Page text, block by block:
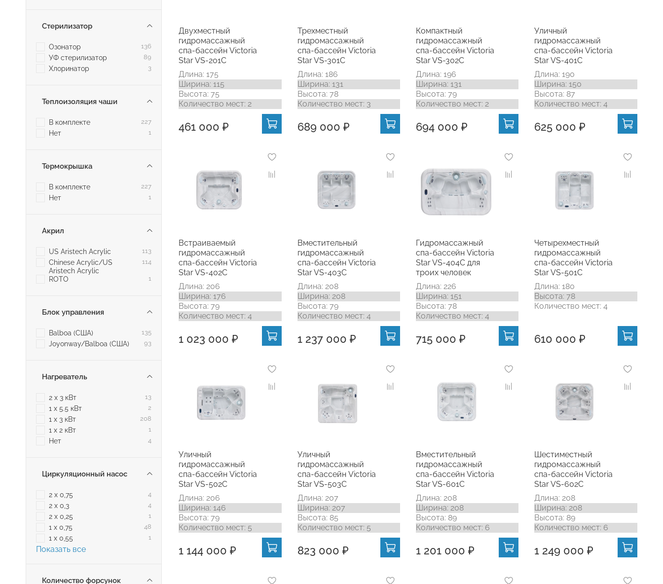
Двухместный
гидромассажный
спа-бассейн Victoria
Star VS-201C
Длина: 175
Ширина: 115
Высота: 75
Количество мест: 2
461 000 ₽
Трехместный
гидромассажный
спа-бассейн Victoria
Star VS-301C
Длина: 186
Ширина: 131
Высота: 78
Количество мест: 3
689 000 ₽
Компактный
гидромассажный
спа-бассейн Victoria
Star VS-302C
Длина: 196
Ширина: 131
Высота: 79
Количество мест: 2
694 000 ₽
Уличный
гидромассажный
спа-бассейн Victoria
Star VS-401C
Длина: 190
Ширина: 150
Высота: 87
Количество мест: 4
625 000 ₽
Встраиваемый
гидромассажный
спа-бассейн Victoria
Star VS-402C
Длина: 206
Ширина: 176
Высота: 79
Количество мест: 4
1 023 000 ₽
Вместительный
гидромассажный
спа-бассейн Victoria
Star VS-403C
Длина: 208
Ширина: 208
Высота: 79
Количество мест: 4
1 237 000 ₽
Гидромассажный
спа-бассейн Victoria
Star VS-404C для
троих человек
Длина: 226
Ширина: 151
Высота: 78
Количество мест: 4
715 000 ₽
Четырехместный
гидромассажный
спа-бассейн Victoria
Star VS-501C
Длина: 180
Высота: 78
Количество мест: 4
610 000 ₽
Уличный
гидромассажный
спа-бассейн Victoria
Star VS-502C
Длина: 206
Ширина: 146
Высота: 79
Количество мест: 5
1 144 000 ₽
Уличный
гидромассажный
спа-бассейн Victoria
Star VS-503C
Длина: 207
Ширина: 207
Высота: 85
Количество мест: 5
823 000 ₽
Вместительный
гидромассажный
спа-бассейн Victoria
Star VS-601C
Длина: 208
Ширина: 208
Высота: 89
Количество мест: 6
1 201 000 ₽
Шестиместный
гидромассажный
спа-бассейн Victoria
Star VS-602C
Длина: 208
Ширина: 208
Высота: 89
Количество мест: 6
1 249 000 ₽
Стерилизатор
Озонатор 136
УФ стерилизатор 89
Хлоринатор 3
Теплоизоляция чаши
В комплекте 227
Нет 1
Термокрышка
В комплекте 227
Нет 1
Акрил
US Aristech Acrylic 113
Chinese Acrylic/US
Aristech Acrylic
114
ROTO 1
Блок управления
Balboa (США) 135
Joyonway/Balboa (США) 93
Нагреватель
2 х 3 кВт 13
1 х 5.5 кВт 2
1 х 3 кВт 208
1 х 2 кВт 1
Нет 4
Циркуляционный насос
2 х 0,75 4
2 х 0,3 4
2 х 0,25 1
1 х 0,75 48
1 х 0,55 1
Показать все
Количество форсунок